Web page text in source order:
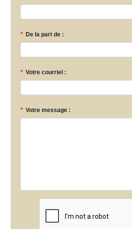
* De la part de :
* Votre courriel :
* Votre message :